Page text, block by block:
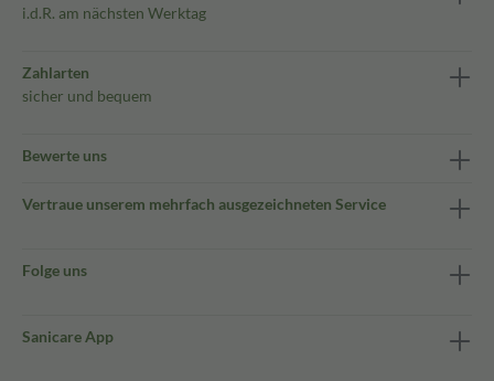
i.d.R. am nächsten Werktag
Zahlarten
sicher und bequem
Bewerte uns
Vertraue unserem mehrfach ausgezeichneten Service
Folge uns
Sanicare App